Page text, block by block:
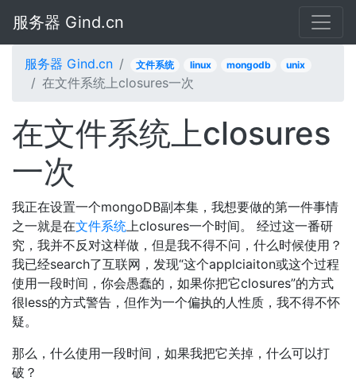
服务器 Gind.cn
服务器 Gind.cn 文件系统 linux mongodb unix
在文件系统上closures一次
在文件系统上closures
一次
我正在设置一个mongoDB副本集，我想要做的第一件事情
之一就是在文件系统上closures一个时间。 经过这一番研
究，我并不反对这样做，但是我不得不问，什么时候使用？
我已经search了互联网，发现“这个applciaiton或这个过程
使用一段时间，你会愚蠢的，如果你把它closures”的方式
很less的方式警告，但作为一个偏执的人性质，我不得不怀
疑。
那么，什么使用一段时间，如果我把它关掉，什么可以打
破？